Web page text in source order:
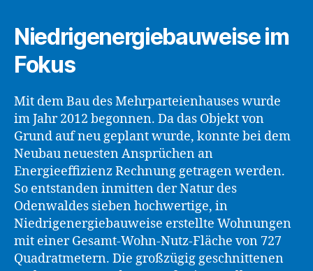
Niedrigenergiebauweise im
Fokus
Mit dem Bau des Mehrparteienhauses wurde
im Jahr 2012 begonnen. Da das Objekt von
Grund auf neu geplant wurde, konnte bei dem
Neubau neuesten Ansprüchen an
Energieeffizienz Rechnung getragen werden.
So entstanden inmitten der Natur des
Odenwaldes sieben hochwertige, in
Niedrigenergiebauweise erstellte Wohnungen
mit einer Gesamt-Wohn-Nutz-Fläche von 727
Quadratmetern. Die großzügig geschnittenen